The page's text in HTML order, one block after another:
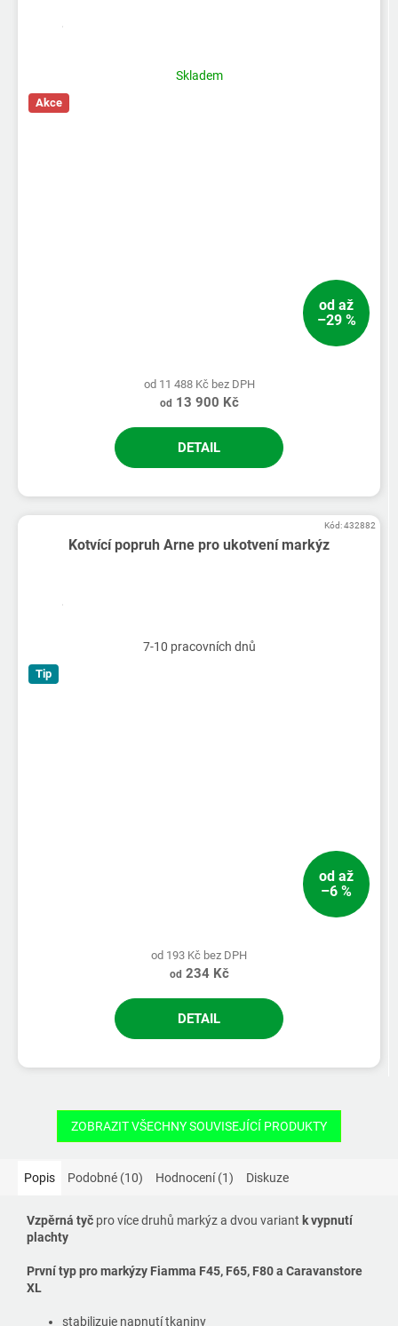
produktu
Skladem
Akce
od až
–29 %
od 11 488 Kč bez DPH
od 13 900 Kč
DETAIL
Kotvící popruh Arne pro ukotvení markýz
7-10 pracovních dnů
Tip
od až
–6 %
od 193 Kč bez DPH
od 234 Kč
DETAIL
Kód:432882
ZOBRAZIT VŠECHNY SOUVISEJÍCÍ PRODUKTY
Popis Podobné (10) Hodnocení (1) Diskuze
Vzpěrná tyč pro více druhů markýz a dvou variant k vypnutí
plachty
První typ pro markýzy Fiamma F45, F65, F80 a Caravanstore
XL
stabilizuje napnutí tkaniny